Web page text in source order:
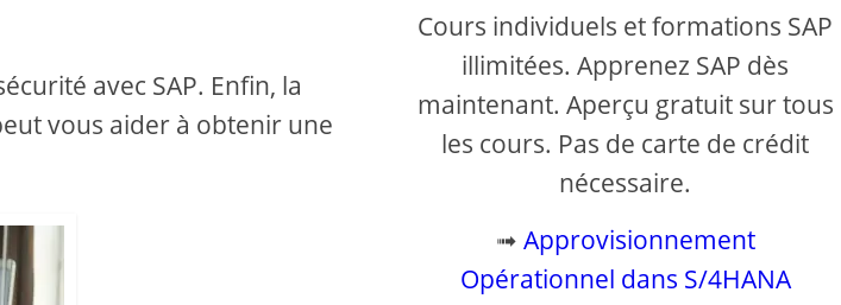
avec SAP. Enfin, la
vous aider à obtenir une
Cours individuels et formations SAP
illimitées. Apprenez SAP dès
maintenant. Aperçu gratuit sur tous
les cours. Pas de carte de crédit
nécessaire.
➟ Approvisionnement
Opérationnel dans S/4HANA